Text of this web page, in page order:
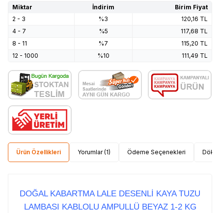
Miktar İndirim
Birim Fiyat
2 - 3
%3 120,16 TL
4 - 7
%5 117,68 TL
8 - 11
%7 115,20 TL
12 - 1000
%10 111,49 TL
Ürün Özellikleri Yorumlar (1) Ödeme Seçenekleri
DOĞAL KABARTMA LALE DESENLİ KAYA TUZU
LAMBASI KABLOLU AMPULLÜ BEYAZ 1-2 KG